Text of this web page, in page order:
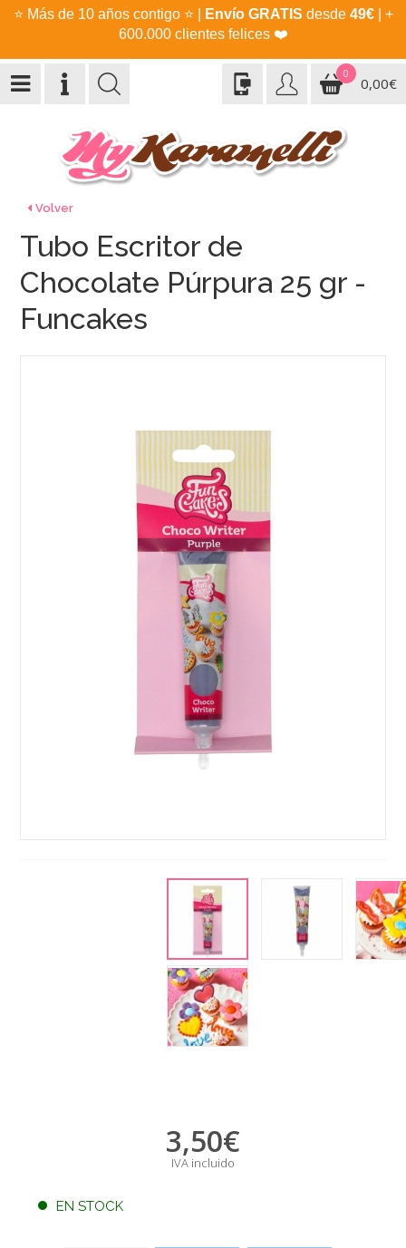
⭐ Más de 10 años contigo ⭐ Envío GRATIS desde 49€| +
600.000 clientes felices ❤️
0
0,00€
Volver
Tubo Escritor de
Chocolate Púrpura 25 gr -
Funcakes
3,50€
IVA incluido
EN STOCK